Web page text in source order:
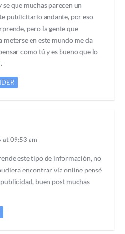
se que muchas parecen un
publicitario andante, por eso
pero la gente que
meterse en este mundo me da
como tú y es bueno que lo
.
at 09:53 am
este tipo de información, no
encontrar vía online pensé
buen post muchas